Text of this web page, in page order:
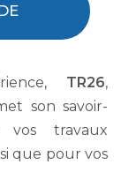
TR26,
son savoir-
travaux
que pour vos